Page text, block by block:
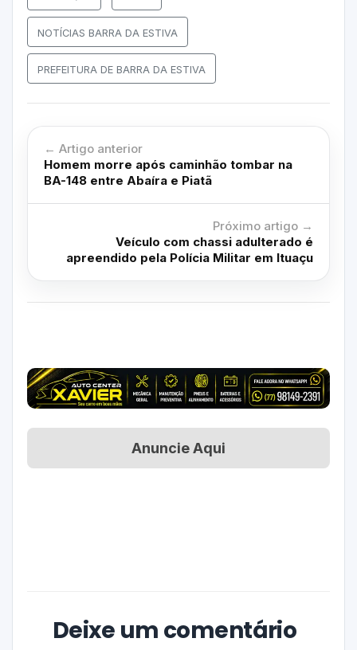
NOTÍCIAS BARRA DA ESTIVA
PREFEITURA DE BARRA DA ESTIVA
← Artigo anterior
Homem morre após caminhão tombar na
BA-148 entre Abaíra e Piatã
Próximo artigo →
Veículo com chassi adulterado é
apreendido pela Polícia Militar em Ituaçu
Anuncie Aqui
Deixe um comentário